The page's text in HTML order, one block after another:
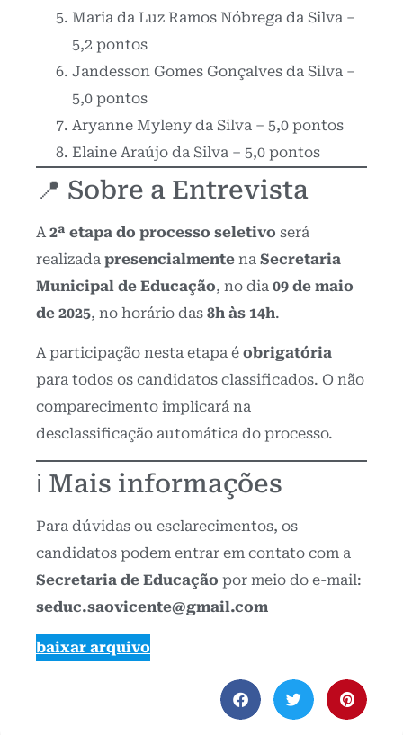
Maria da Luz Ramos Nóbrega da Silva –
5,2 pontos
Jandesson Gomes Gonçalves da Silva –
5,0 pontos
Aryanne Myleny da Silva – 5,0 pontos
Elaine Araújo da Silva – 5,0 pontos
📍 Sobre a Entrevista
A 2ª etapa do processo seletivo será
realizada presencialmente na Secretaria
Municipal de Educação, no dia 09 de maio
de 2025, no horário das 8h às 14h.
A participação nesta etapa é obrigatória
para todos os candidatos classificados. O não
comparecimento implicará na
desclassificação automática do processo.
ℹ️ Mais informações
Para dúvidas ou esclarecimentos, os
candidatos podem entrar em contato com a
Secretaria de Educação por meio do e-mail:
seduc.saovicente@gmail.com
baixar arquivo